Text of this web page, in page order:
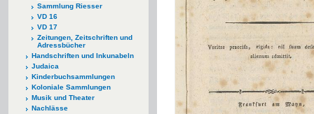
Sammlung Riesser
VD 16
VD 17
Zeitungen, Zeitschriften und
Adressbücher
Handschriften und Inkunabeln
Judaica
Kinderbuchsammlungen
Koloniale Sammlungen
Musik und Theater
Nachlässe